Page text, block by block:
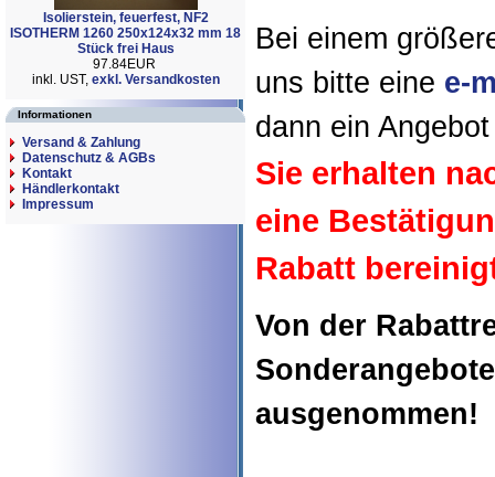
Isolierstein, feuerfest, NF2
ISOTHERM 1260 250x124x32 mm 18
Stück frei Haus
97.84EUR
inkl. UST, exkl. Versandkosten
Informationen
Versand & Zahlung
Datenschutz & AGBs
Kontakt
Händlerkontakt
Impressum
Bei einem
uns bitte eine e-
dann ein
Sie erhalten
eine
Rabatt
Von der
ausgenommen!